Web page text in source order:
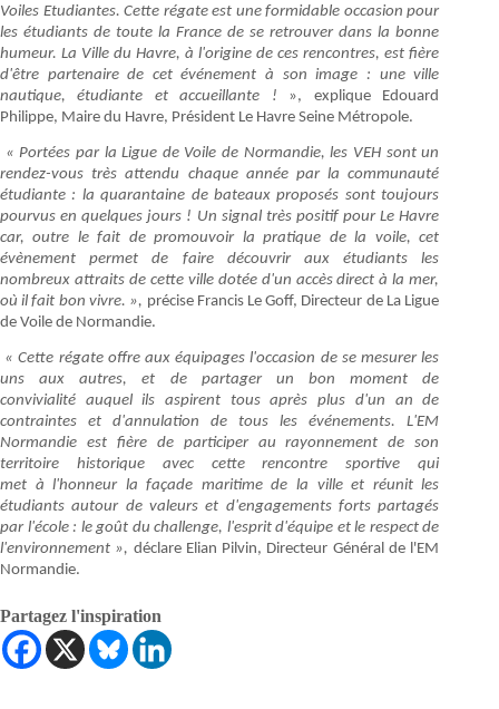
Voiles Etudiantes. Cette régate est une formidable occasion pour
les étudiants de toute la France de se retrouver dans la bonne
humeur. La Ville du Havre, à l'origine de ces rencontres, est fière
d'être partenaire de cet événement à son image : une ville
nautique, étudiante et accueillante ! », explique Edouard
Philippe, Maire du Havre, Président Le Havre Seine Métropole.
« Portées par la Ligue de Voile de Normandie, les VEH sont un
rendez-vous très attendu chaque année par la communauté
étudiante : la quarantaine de bateaux proposés sont toujours
pourvus en quelques jours ! Un signal très positif pour Le Havre
car, outre le fait de promouvoir la pratique de la voile, cet
évènement permet de faire découvrir aux étudiants les
nombreux attraits de cette ville dotée d'un accès direct à la mer,
où il fait bon vivre. », précise Francis Le Goff, Directeur de La Ligue
de Voile de Normandie.
« Cette régate offre aux équipages l'occasion de se mesurer les
uns aux autres, et de partager un bon moment de
convivialité auquel ils aspirent tous après plus d'un an de
contraintes et d'annulation de tous les événements. L'EM
Normandie est fière de participer au rayonnement de son
territoire historique avec cette rencontre sportive qui
met à l'honneur la façade maritime de la ville et réunit les
étudiants autour de valeurs et d'engagements forts partagés
par l'école : le goût du challenge, l'esprit d'équipe et le respect de
l'environnement », déclare Elian Pilvin, Directeur Général de l'EM
Normandie.
Partagez l'inspiration